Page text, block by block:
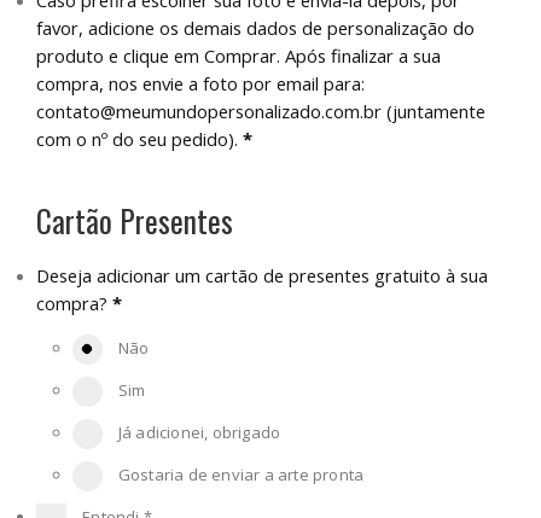
favor, adicione os demais dados de personalização do
produto e clique em Comprar. Após finalizar a sua
compra, nos envie a foto por email para:
contato@meumundopersonalizado.com.br(juntamente
com o nº do seu pedido). *
Cartão Presentes
Deseja adicionar um cartão de presentes gratuito à sua
compra? *
Não
Sim
Já adicionei, obrigado
Gostaria de enviar a arte pronta